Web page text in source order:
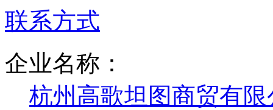
联系方式
企业名称：
杭州高歌坦图商贸有限